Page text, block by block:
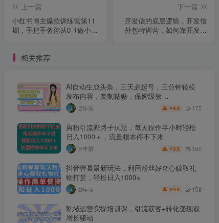
上一篇
小红书博主爆款训练营第11
期，手把手教你从0-1做小红
下一篇
开发信的底层逻辑，开发信
外包特训营，如何靠开发信
相关推荐
AI自动生成头条，三天必起号，三分钟轻松
发布内容，复制粘贴，保姆级教…
2年前 ￥9.9 175
男粉引流野路子玩法，每天操作半小时轻松
日入1000＋，流量根本停不下来
2年前 ￥9.9 160
抖音弹幕最新玩法，利用粉丝好奇心赚取礼
物打赏，轻松日入1000+
2年前 ￥9.9 158
私域运营实操培训课，引流获客+转化变现双
增长驱动